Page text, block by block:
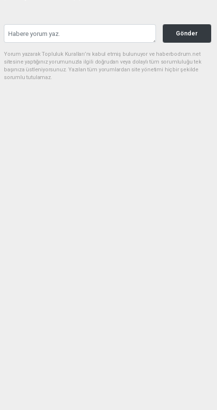
Gönder
Yorum yazarak Topluluk Kuralları’nı kabul etmiş bulunuyor ve haberbodrum.net
sitesine yaptığınız yorumunuzla ilgili doğrudan veya dolaylı tüm sorumluluğu tek
başınıza üstleniyorsunuz. Yazılan tüm yorumlardan site yönetimi hiçbir şekilde
sorumlu tutulamaz.